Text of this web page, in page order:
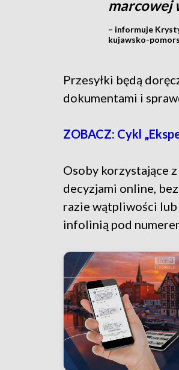
marcowej
– informuje
kujawsko-
Przesyłki będą
dokumentami i
ZOBACZ: Cykl
Osoby korzystające
decyzjami online,
razie wątpliwości lub
infolinią pod